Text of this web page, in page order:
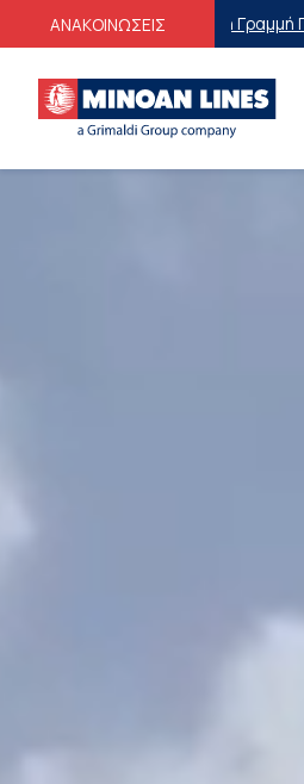
ΑΝΑΚΟΙΝΩΣΕΙΣ
Πειραιάς-Μήλος-Πειραιάς